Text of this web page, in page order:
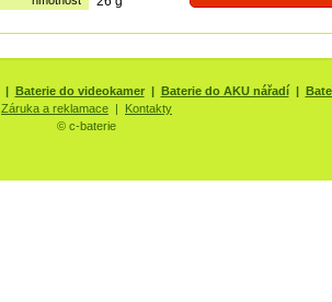
| Baterie do videokamer| Baterie do AKU nářadí|
Záruka a reklamace | Kontakty
© c-baterie